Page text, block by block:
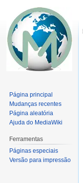
Página principal
Mudanças recentes
Página aleatória
Ajuda do MediaWiki
Ferramentas
Páginas especiais
Versão para impressão